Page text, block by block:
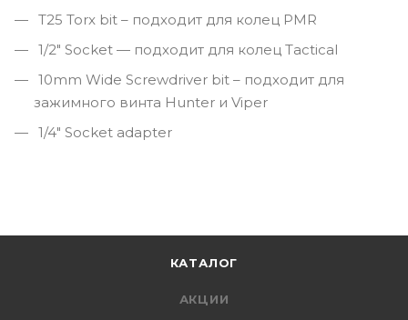
T25 Torx bit – подходит для колец PMR
1/2″ Socket — подходит для колец Tactical
10mm Wide Screwdriver bit – подходит для
зажимного винта Hunter и Viper
1/4″ Socket adapter
КАТАЛОГ
АКЦИИ